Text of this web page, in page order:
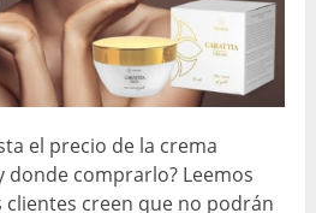
el precio de la crema
donde comprarlo? Leemos
clientes creen que no podrán